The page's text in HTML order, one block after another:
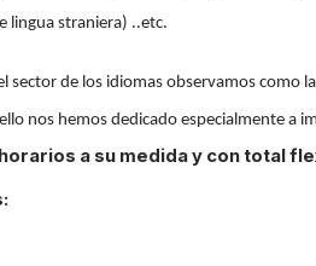
lingua straniera) ..etc.
sector de los idiomas observamos como
nos hemos dedicado especialmente a
a su medida y con total